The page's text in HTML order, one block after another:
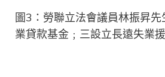
圖3：勞聯立法會議員林振昇
業貸款基金﹔三設立長遠失業